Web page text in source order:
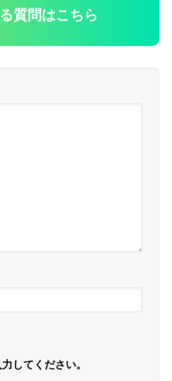
質問はこちら
してください。